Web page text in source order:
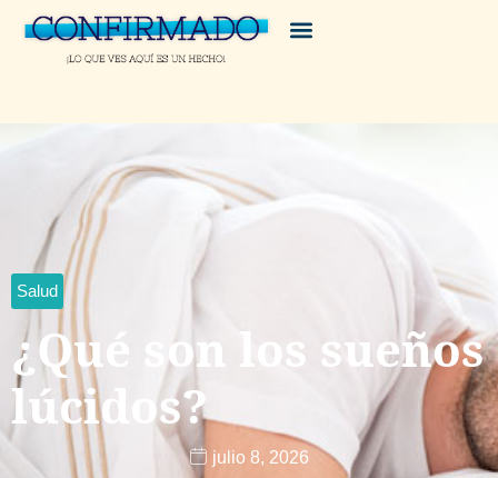
Salud
¿Qué son los sueños
lúcidos?
julio 8, 2026